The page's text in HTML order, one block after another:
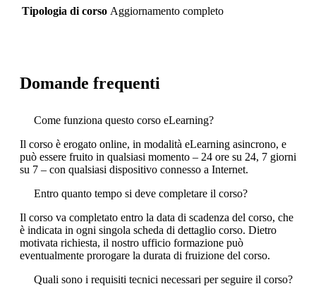
Tipologia di corso Aggiornamento completo
Domande frequenti
Come funziona questo corso eLearning?
Il corso è erogato online, in modalità eLearning asincrono, e
può essere fruito in qualsiasi momento – 24 ore su 24, 7 giorni
su 7 – con qualsiasi dispositivo connesso a Internet.
Entro quanto tempo si deve completare il corso?
Il corso va completato entro la data di scadenza del corso, che
è indicata in ogni singola scheda di dettaglio corso. Dietro
motivata richiesta, il nostro ufficio formazione può
eventualmente prorogare la durata di fruizione del corso.
Quali sono i requisiti tecnici necessari per seguire il corso?